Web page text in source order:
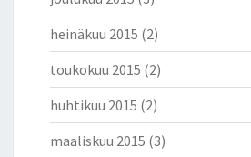
heinäkuu 2015 (2)
toukokuu 2015 (2)
huhtikuu 2015 (2)
maaliskuu 2015 (3)